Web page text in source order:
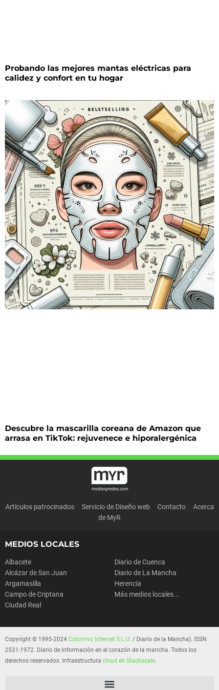
Probando las mejores mantas eléctricas para
calidez y confort en tu hogar
Descubre la mascarilla coreana de Amazon que
arrasa en TikTok: rejuvenece e hiporalergénica
Artículos patrocinados Servicio de Diseño web Contacto
Acerca
de MyR
MEDIOS LOCALES
Albacete
Alcázar de San Juan
Argamasilla
Campo de Criptana
Ciudad Real
Diario de Cuenca
Diario de La Mancha
Herencia
Más medios locales...
Copyright © 1995-2024 Colorvivo Internet S.L.U. / Diario de la Mancha). ISSN
2531-1972. Diario de información en el corazón de la mancha. Todos los
derechos reservados. Infraestructura cloud en Stackscale.